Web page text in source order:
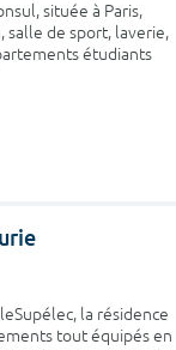
située à Paris,
salle de sport, laverie,
étudiants
la résidence
tout équipés en